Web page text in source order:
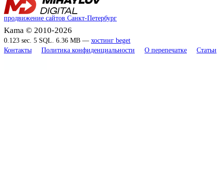
продвижение сайтов Санкт-Петербург
Kama © 2010-2026
0.123 sec. 5 SQL. 6.36 MB — хостинг beget
Контакты
Политика конфиденциальности О перепечатке Статьи